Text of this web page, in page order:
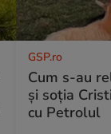
GSP.ro
Cum s-au
și soția
cu Petrolul